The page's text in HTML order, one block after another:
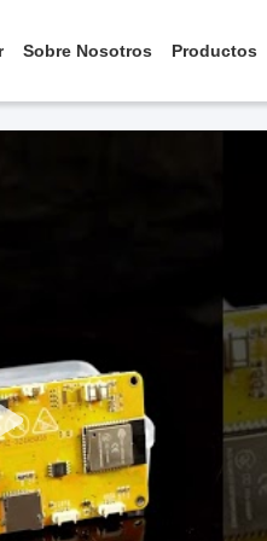
Sobre Nosotros Productos